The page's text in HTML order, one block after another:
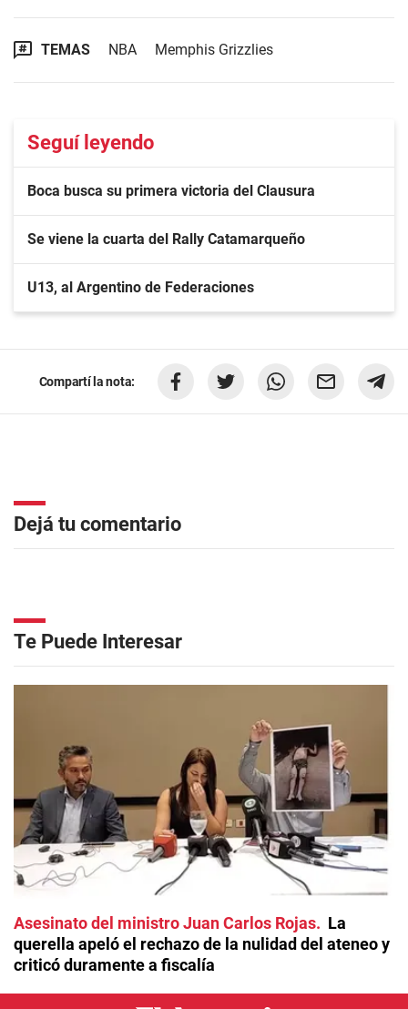
TEMAS NBA Memphis Grizzlies
Seguí leyendo
Boca busca su primera victoria del Clausura
Se viene la cuarta del Rally Catamarqueño
U13, al Argentino de Federaciones
Compartí la nota:
Dejá tu comentario
Te Puede Interesar
Asesinato del ministro Juan Carlos Rojas
La
querella apeló el rechazo de la nulidad del ateneo y
criticó duramente a fiscalía